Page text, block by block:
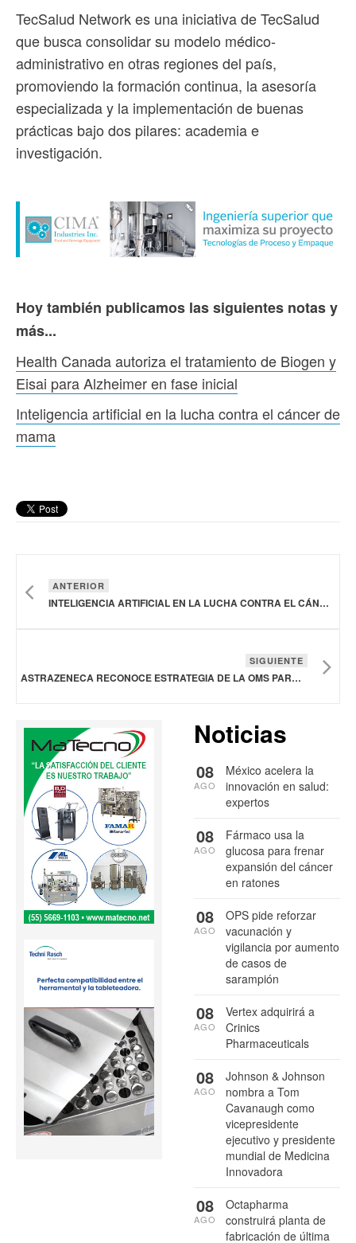
TecSalud Network es una iniciativa de TecSalud
que busca consolidar su modelo médico-
administrativo en otras regiones del país,
promoviendo la formación continua, la asesoría
especializada y la implementación de buenas
prácticas bajo dos pilares: academia e
investigación.
Hoy también publicamos las siguientes notas y
más...
Health Canada autoriza el tratamiento de Biogen y
Eisai para Alzheimer en fase inicial
Inteligencia artificial en la lucha contra el cáncer de
mama
ANTERIOR
INTELIGENCIA ARTIFICIAL EN LA LUCHA CONTRA EL CÁNCER DE MAMA
SIGUIENTE
ASTRAZENECA RECONOCE ESTRATEGIA DE LA OMS PARA REDUCIR MORTALIDAD POR CÁNCER DE MAMA
Noticias
México acelera la
innovación en salud:
expertos
08
AGO
Fármaco usa la
glucosa para frenar
expansión del cáncer
en ratones
08
AGO
OPS pide reforzar
vacunación y
vigilancia por aumento
de casos de
sarampión
08
AGO
Vertex adquirirá a
Crinics
Pharmaceuticals
08
AGO
Johnson & Johnson
nombra a Tom
Cavanaugh como
vicepresidente
ejecutivo y presidente
mundial de Medicina
Innovadora
08
AGO
Octapharma
construirá planta de
fabricación de última
08
AGO